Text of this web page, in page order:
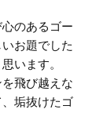
のあるゴー
お題でした
います。
飛び越えな
垢抜けたゴ